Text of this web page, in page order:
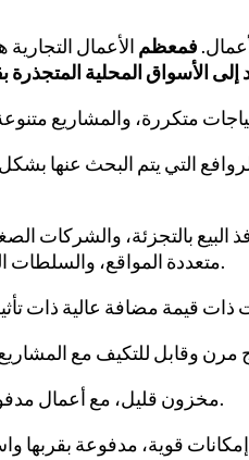
فمعظم الأعمال
التي يتم البحث عنها
البيع بالتجزئة، والشركات
متعددة المواقع، والسلطات المحلية، والمؤسسات العامة.
مخزون قليل، مع أعمال مدفوعة بالطلبات ومواقع العمل.